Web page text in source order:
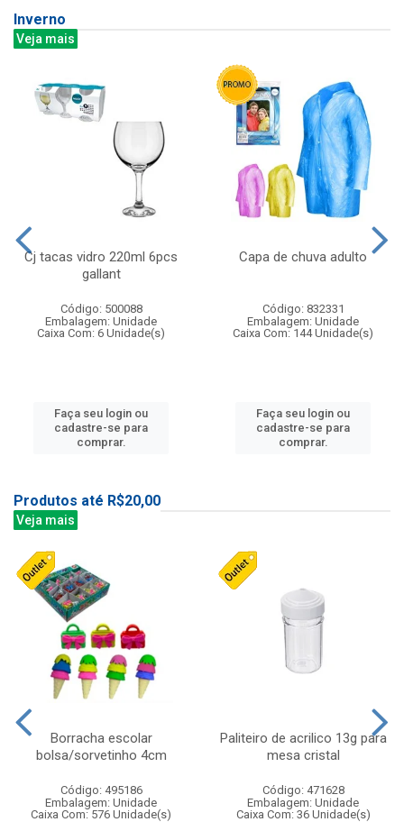
Inverno
Veja mais
Cj tacas vidro 220ml 6pcs
gallant
Código: 500088
Embalagem: Unidade
Caixa Com: 6 Unidade(s)
Faça seu login ou
cadastre-se para
comprar.
Capa de chuva adulto
Código: 832331
Embalagem: Unidade
Caixa Com: 144 Unidade(s)
Faça seu login ou
cadastre-se para
comprar.
Produtos até R$20,00
Veja mais
Borracha escolar
bolsa/sorvetinho 4cm
Código: 495186
Embalagem: Unidade
Caixa Com: 576 Unidade(s)
Paliteiro de acrilico 13g para
mesa cristal
Código: 471628
Embalagem: Unidade
Caixa Com: 36 Unidade(s)